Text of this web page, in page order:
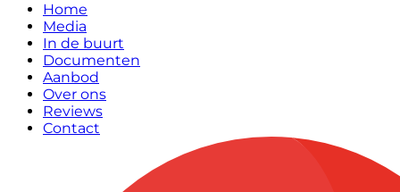
Home
Media
In de buurt
Documenten
Aanbod
Over ons
Reviews
Contact